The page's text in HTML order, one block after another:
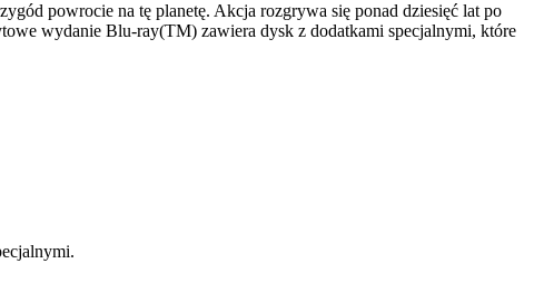
powrocie na tę planetę. Akcja rozgrywa się ponad dziesięć lat po
wydanie Blu-ray(TM) zawiera dysk z dodatkami specjalnymi, które